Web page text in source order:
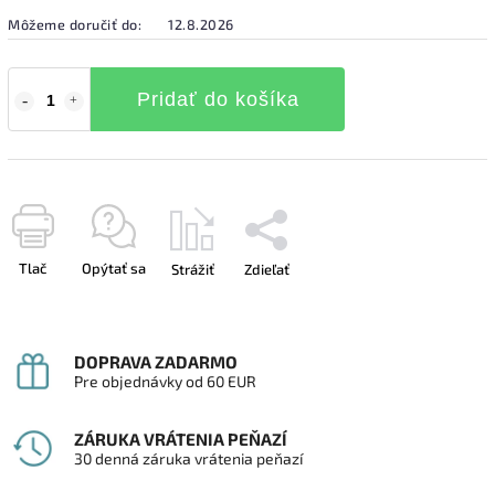
Môžeme doručiť do:
12.8.2026
Pridať do košíka
Tlač Opýtať sa Strážiť Zdieľať
DOPRAVA ZADARMO
Pre objednávky od 60 EUR
ZÁRUKA VRÁTENIA PEŇAZÍ
30 denná záruka vrátenia peňazí